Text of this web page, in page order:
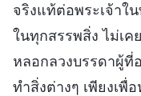
จริงแท้ต่อพระเจ้าใ
ในทุกสรรพสิ่ง ไม่เค
หลอกลวงบรรดาผู้ที่
ทำสิ่งต่างๆ เพียงเพื่